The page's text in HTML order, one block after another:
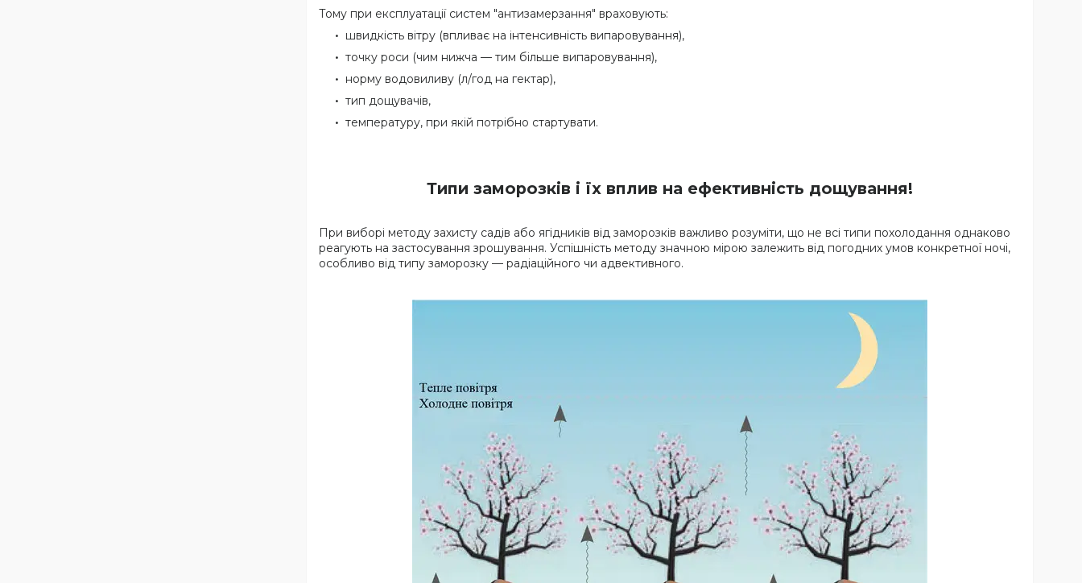
Тому при експлуатації систем "антизамерзання" враховують:
швидкість вітру (впливає на інтенсивність випаровування),
точку роси (чим нижча — тим більше випаровування),
норму водовиливу (л/год на гектар),
тип дощувачів,
температуру, при якій потрібно стартувати.
Типи заморозків і їх вплив на ефективність дощування!
При виборі методу захисту садів або ягідників від заморозків важливо розуміти, що не всі типи похолодання однаково
реагують на застосування зрошування. Успішність методу значною мірою залежить від погодних умов конкретної ночі,
особливо від типу заморозку — радіаційного чи адвективного.